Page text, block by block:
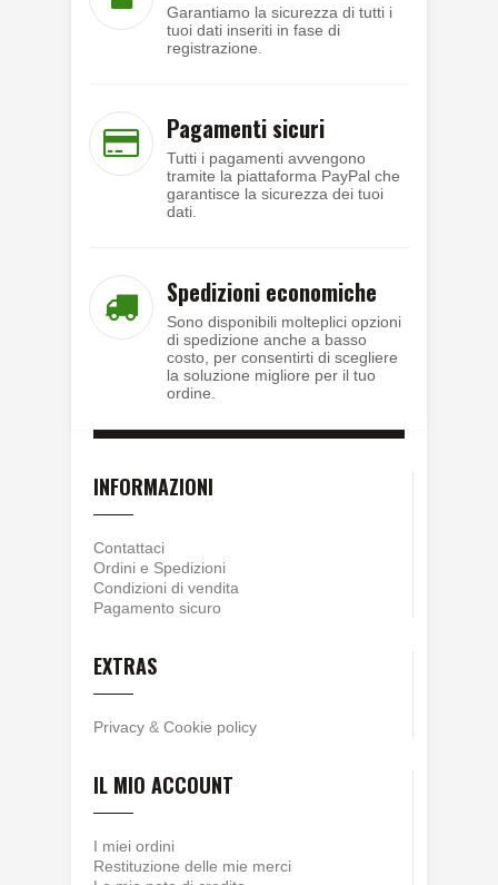
Garantiamo la sicurezza di tutti i
tuoi dati inseriti in fase di
registrazione.
Pagamenti sicuri
Tutti i pagamenti avvengono
tramite la piattaforma PayPal che
garantisce la sicurezza dei tuoi
dati.
Spedizioni economiche
Sono disponibili molteplici opzioni
di spedizione anche a basso
costo, per consentirti di scegliere
la soluzione migliore per il tuo
ordine.
INFORMAZIONI
Contattaci
Ordini e Spedizioni
Condizioni di vendita
Pagamento sicuro
EXTRAS
Privacy & Cookie policy
IL MIO ACCOUNT
I miei ordini
Restituzione delle mie merci